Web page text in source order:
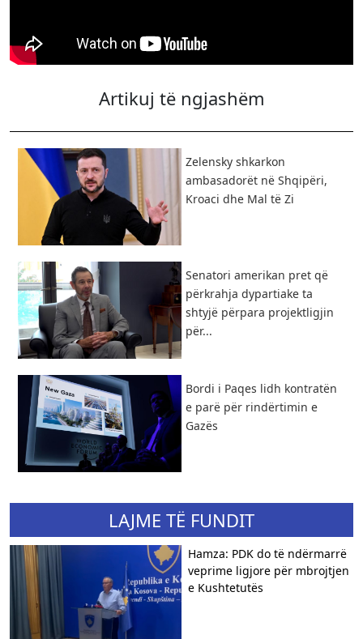
Artikuj të ngjashëm
Zelensky shkarkon
ambasadorët në Shqipëri,
Kroaci dhe Mal të Zi
Senatori amerikan pret që
përkrahja dypartiake ta
shtyjë përpara projektligjin
për...
Bordi i Paqes lidh kontratën
e parë për rindërtimin e
Gazës
LAJME TË FUNDIT
Hamza: PDK do të ndërmarrë
veprime ligjore për mbrojtjen
e Kushtetutës